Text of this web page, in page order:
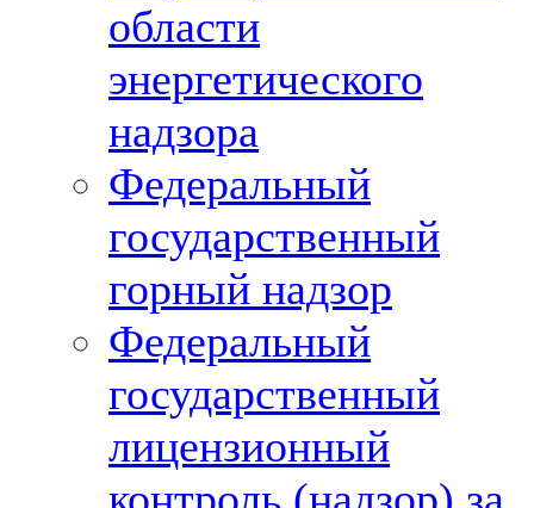
области
энергетического
надзора
Федеральный
государственный
горный надзор
Федеральный
государственный
лицензионный